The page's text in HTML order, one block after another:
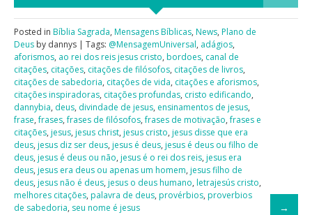
Posted in Bíblia Sagrada, Mensagens Bíblicas, News, Plano de
Deus by dannys | Tags: @MensagemUniversal, adágios,
aforismos, ao rei dos reis jesus cristo, bordoes, canal de
citações, citações, citações de filósofos, citações de livros,
citações de sabedoria, citações de vida, citações e aforismos,
citações inspiradoras, citações profundas, cristo edificando,
dannybia, deus, divindade de jesus, ensinamentos de jesus,
frase,frases,frases de filósofos,frases de motivação,frases e
citações, jesus, jesus christ, jesus cristo, jesus disse que era
deus, jesus diz ser deus, jesus é deus, jesus é deus ou filho de
deus, jesus é deus ou não, jesus é o rei dos reis, jesus era
deus, jesus era deus ou apenas um homem, jesus filho de
deus, jesus não é deus, jesus o deus humano, letrajesús cristo,
melhores citações, palavra de deus, provérbios, proverbios
de sabedoria, seu nome é jesus